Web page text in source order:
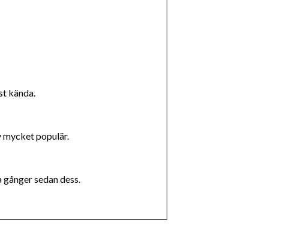
kända.
populär.
sedan dess.